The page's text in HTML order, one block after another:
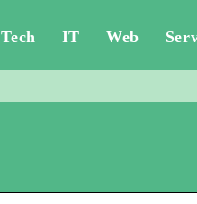
Tech IT Web